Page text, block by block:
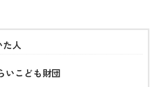
た人
いこども財団